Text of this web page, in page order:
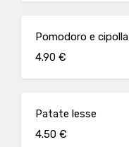
Pomodoro e cipolla
4.90 €
Patate lesse
4.50 €